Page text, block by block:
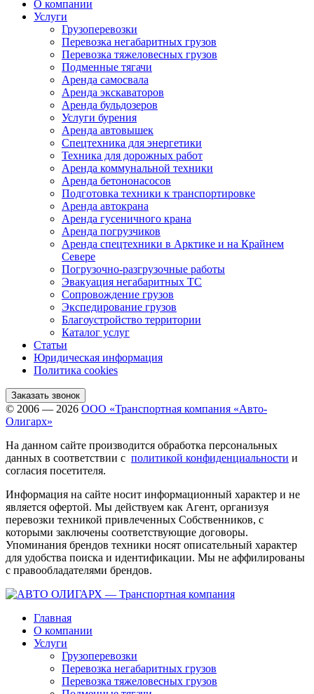
О компании
Услуги
Грузоперевозки
Перевозка негабаритных грузов
Перевозка тяжеловесных грузов
Подменные тягачи
Аренда самосвала
Аренда экскаваторов
Аренда бульдозеров
Услуги бурения
Аренда автовышек
Спецтехника для энергетики
Техника для дорожных работ
Аренда коммунальной техники
Аренда бетононасосов
Подготовка техники к транспортировке
Аренда автокрана
Аренда гусеничного крана
Аренда погрузчиков
Аренда спецтехники в Арктике и на Крайнем
Севере
Погрузочно-разгрузочные работы
Эвакуация негабаритных ТС
Сопровождение грузов
Экспедирование грузов
Благоустройство территории
Каталог услуг
Статьи
Юридическая информация
Политика cookies
Заказать звонок
© 2006 — 2026 ООО «Транспортная компания «Авто-
Олигарх»
На данном сайте производится обработка персональных
данных в соответствии с политикой конфиденциальности и
согласия посетителя.
Информация на сайте носит информационный характер и не
является офертой. Мы действуем как Агент, организуя
перевозки техникой привлеченных Собственников, с
которыми заключены соответствующие договоры.
Упоминания брендов техники носят описательный характер
для удобства поиска и идентификации. Мы не аффилированы
с правообладателями брендов.
Главная
О компании
Услуги
Грузоперевозки
Перевозка негабаритных грузов
Перевозка тяжеловесных грузов